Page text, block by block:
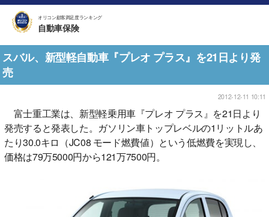
オリコン顧客満足度ランキング
自動車保険
スバル、新型軽自動車『プレオ プラス』を21日より発
売
2012-12-11 10:11
富士重工業は、新型軽乗用車『プレオ プラス』を21日より
発売すると発表した。ガソリン車トップレベルの1リットルあ
たり30.0キロ（JC08 モード燃費値）という低燃費を実現し、
価格は79万5000円から121万7500円。